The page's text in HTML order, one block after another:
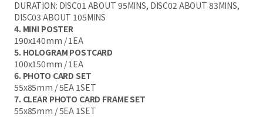
DURATION: DISC01 ABOUT 95MINS, DISC02 ABOUT 83MINS,
DISC03 ABOUT 105MINS
4. MINI POSTER
190x140mm / 1EA
5. HOLOGRAM POSTCARD
100x150mm / 1EA
6. PHOTO CARD SET
55x85mm / 5EA 1SET
7. CLEAR PHOTO CARD FRAME SET
55x85mm / 5EA 1SET